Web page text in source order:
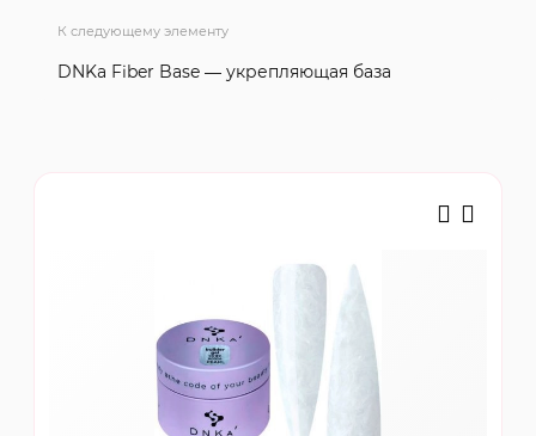
К следующему элементу
DNKa Fiber Base — укрепляющая база